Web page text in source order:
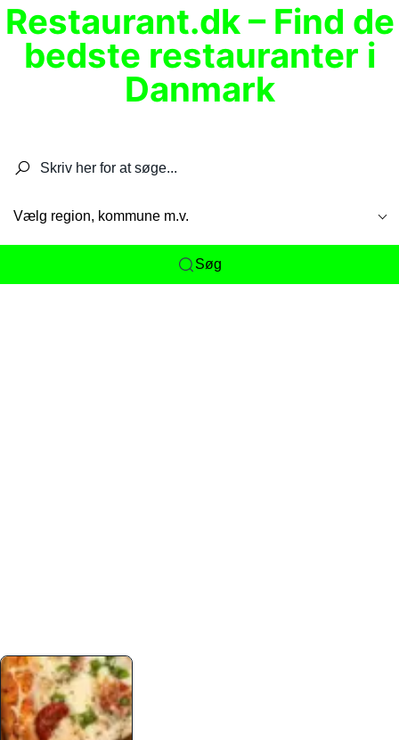
Restaurant.dk – Find de
bedste restauranter i
Danmark
Vælg region, kommune m.v.
Søg